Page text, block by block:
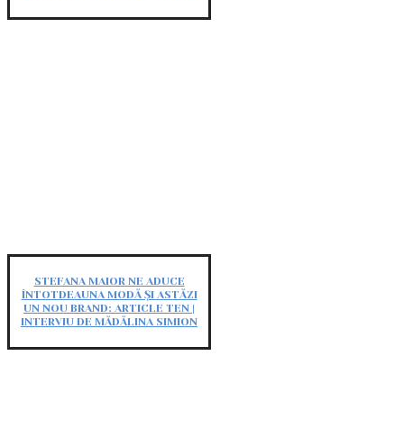
STEFANA MAIOR NE ADUCE
ÎNTOTDEAUNA MODĂ ȘI ASTĂZI
UN NOU BRAND: ARTICLE TEN |
INTERVIU DE MĂDĂLINA SIMION